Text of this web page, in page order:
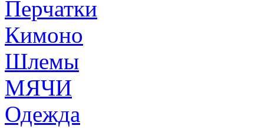
Перчатки
Кимоно
Шлемы
МЯЧИ
Одежда